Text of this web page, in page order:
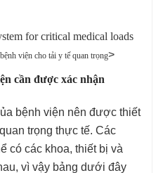
viện cho tải y tế quan trọng>
cần được xác nhận
bệnh viện nên được thiết
trọng thực tế. Các
có các khoa, thiết bị và
vì vậy bảng dưới đây